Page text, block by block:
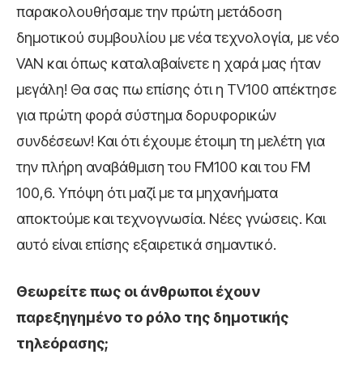
παρακολουθήσαμε την πρώτη μετάδοση
δημοτικού συμβουλίου με νέα τεχνολογία, με νέο
VAN και όπως καταλαβαίνετε η χαρά μας ήταν
μεγάλη! Θα σας πω επίσης ότι η TV100 απέκτησε
για πρώτη φορά σύστημα δορυφορικών
συνδέσεων! Και ότι έχουμε έτοιμη τη μελέτη για
την πλήρη αναβάθμιση του FM100 και του FM
100,6. Υπόψη ότι μαζί με τα μηχανήματα
αποκτούμε και τεχνογνωσία. Νέες γνώσεις. Και
αυτό είναι επίσης εξαιρετικά σημαντικό.
Θεωρείτε πως οι άνθρωποι έχουν
παρεξηγημένο το ρόλο της δημοτικής
τηλεόρασης;